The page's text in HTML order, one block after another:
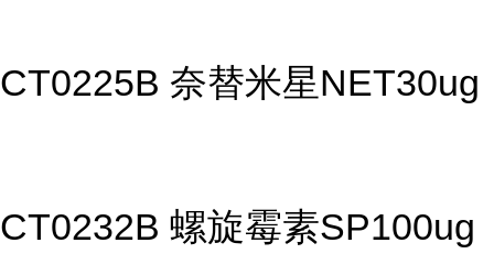
CT0225B 奈替米星NET30ug
CT0232B 螺旋霉素SP100ug